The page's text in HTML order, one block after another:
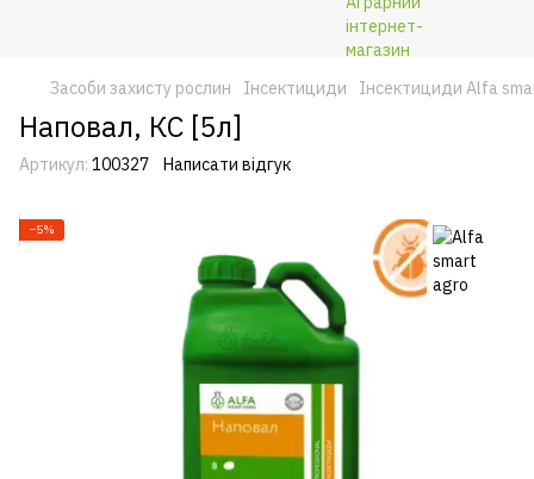
Засоби захисту рослин Інсектициди Інсектициди Alfa
Наповал, КС [5л]
Артикул: 100327 Написати відгук
−5%